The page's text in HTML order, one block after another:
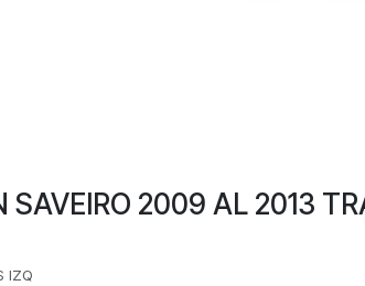
SAVEIRO 2009 AL 2013
IZQ